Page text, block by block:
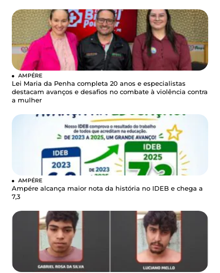
AMPÉRE
Lei Maria da Penha completa 20 anos e especialistas
destacam avanços e desafios no combate à violência contra
a mulher
AMPÉRE
Ampére alcança maior nota da história no IDEB e chega a
7,3